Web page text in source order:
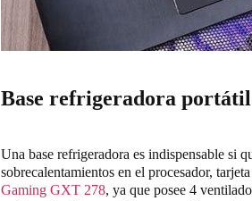
Base refrigeradora
Una base refrigeradora es indispensable si
sobrecalentamientos en el procesador,
Gaming GXT 278, ya que posee 4